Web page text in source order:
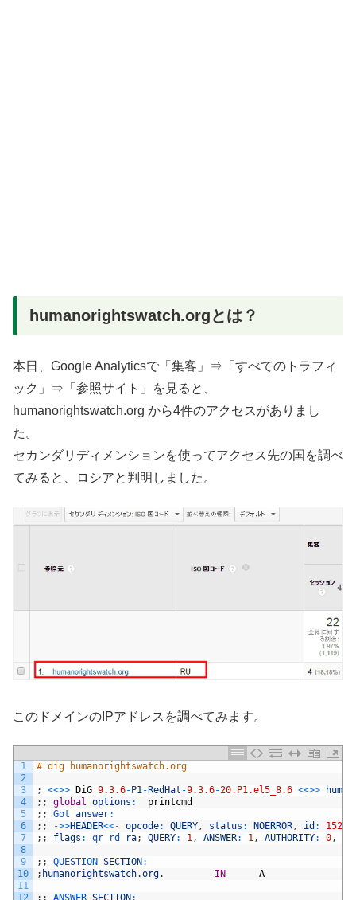
humanorightswatch.orgとは？
本日、Google Analyticsで「集客」⇒「すべてのトラフィ
ック」⇒「参照サイト」を見ると、
humanorightswatch.org から4件のアクセスがありまし
た。
セカンダリディメンションを使ってアクセス先の国を調べ
てみると、ロシアと判明しました。
このドメインのIPアドレスを調べてみます。
1
2
3
4
5
6
7
8
9
10
11
12
# dig
; <<>> DiG 9.3.6- P1- RedHat -9.3.6-20.P1.el5_8.6 <<>>
; ; global options :
printcmd
; ; Got answer:
; ; ->>HEADER<<- opcode: QUERY, status : NOERROR, id :
15253
; ; flags : qr rd ra; QUERY: 1, ANSWER: 1, AUTHORITY: 0,
; ; QUESTION SECTION :
; humanorightswatch.org. IN A
; ; ANSWER SECTION :